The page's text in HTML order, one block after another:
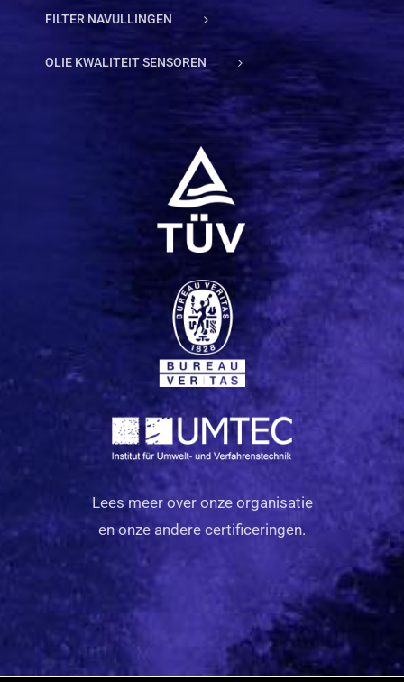
FILTER NAVULLINGEN
OLIE KWALITEIT SENSOREN
Lees meer over onze organisatie
en onze andere certificeringen.